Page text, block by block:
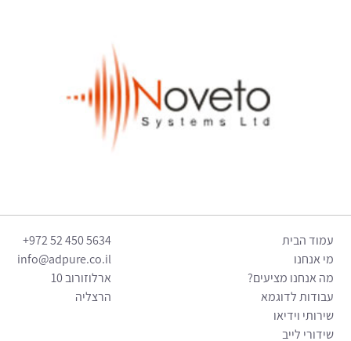
עמוד הבית
מי אנחנו
מה אנחנו מציעים?
עבודות לדוגמא
שירותי וידיאו
שידורי לייב
5634 450 52 972+
info@adpure.co.il
ארלוזורוב 10
הרצליה